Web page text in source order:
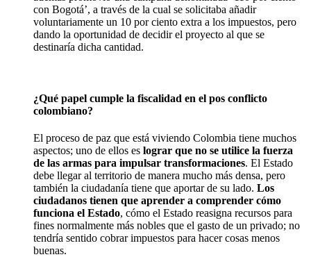
con Bogotá’, a través de la cual se solicitaba añadir
voluntariamente un 10 por ciento extra a los impuestos, pero
dando la oportunidad de decidir el proyecto al que se
destinaría dicha cantidad.
¿Qué papel cumple la fiscalidad en el pos conflicto
colombiano?
El proceso de paz que está viviendo Colombia tiene muchos
aspectos; uno de ellos es lograr que no se utilice la fuerza
de las armas para impulsar transformaciones. El Estado
debe llegar al territorio de manera mucho más densa, pero
también la ciudadanía tiene que aportar de su lado. Los
ciudadanos tienen que aprender a comprender cómo
funciona el Estado, cómo el Estado reasigna recursos para
fines normalmente más nobles que el gasto de un privado; no
tendría sentido cobrar impuestos para hacer cosas menos
buenas.